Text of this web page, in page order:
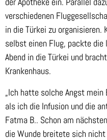
verschiedenen
in die Türkei zu
selbst einen Flug, packte die
Abend in die Türkei und
Krankenhaus.
„Ich hatte solche Angst mein
als ich die Infusion und die
Fatma B.. Schon am
die Wunde breitete sich